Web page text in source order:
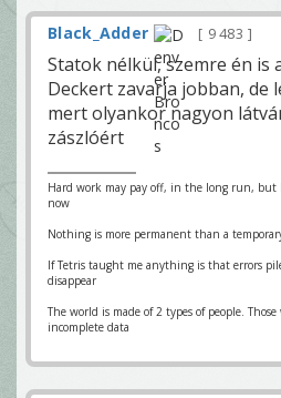
Black_Adder 9 483
Statok nélkül, szemre én is
Deckert zavarja jobban, de
mert olyankor nagyon
zászlóért
Hard work may pay off, in the long run, but
now
Nothing is more permanent than a
If Tetris taught me anything is that errors
disappear
The world is made of 2 types of people.
incomplete data